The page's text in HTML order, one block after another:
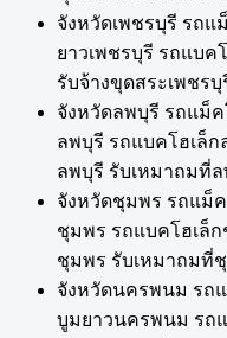
จังหวัดเพชรบุรี รถแ
ยาวเพชรบุรี รถแบค
รับจ้างขุดสระเพชร
จังหวัดลพบุรี รถแม็
ลพบุรี รถแบคโฮเล็ก
ลพบุรี รับเหมาถมที่
จังหวัดชุมพร รถแม็
ชุมพร รถแบคโฮเล็
ชุมพร รับเหมาถมที่
จังหวัดนครพนม รถ
บูมยาวนครพนม รถ